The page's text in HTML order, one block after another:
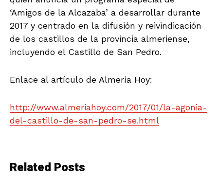
‘Amigos de la Alcazaba’ a desarrollar durante
2017 y centrado en la difusión y reivindicación
de los castillos de la provincia almeriense,
incluyendo el Castillo de San Pedro.
Enlace al artículo de Almería Hoy:
http://www.almeriahoy.com/2017/01/la-agonia-
del-castillo-de-san-pedro-se.html
Related Posts